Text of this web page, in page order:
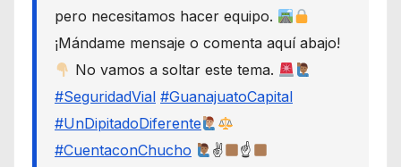
pero necesitamos hacer equipo.
¡Mándame mensaje o comenta aquí abajo!
No vamos a soltar este tema.
#SeguridadVial #GuanajuatoCapital
#UnDipitadoDiferente
#CuentaconChucho
✌
☝